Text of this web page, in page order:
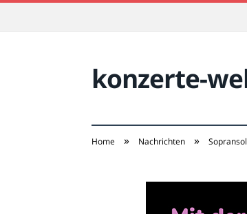
konzerte-
Home » Nachrichten »